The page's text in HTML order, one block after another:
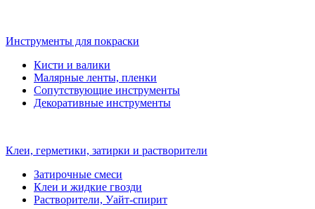
Инструменты для покраски
Кисти и валики
Малярные ленты, пленки
Сопутствующие инструменты
Декоративные инструменты
Клеи, герметики, затирки и растворители
Затирочные смеси
Клеи и жидкие гвозди
Растворители, Уайт-спирит